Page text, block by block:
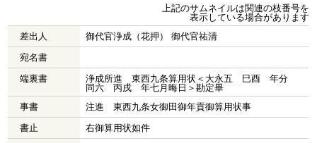
上記のサムネイルは関連の枝番号を
表示している場合があります
差出人
御代官浄成（花押） 御代官祐清
宛名書
端裏書
浄成所進 東西九条算用状＜大永五 巳酉 年分
同六 丙戌 年七月晦日＞勘定畢
事書
注進 東西九条女御田御年貢御算用状事
書止
右御算用状如件